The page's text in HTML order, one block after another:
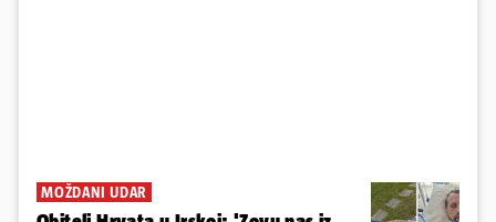
MOŽDANI UDAR